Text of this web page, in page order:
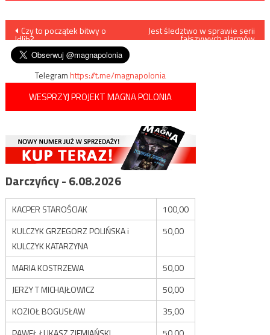
Nawigacja
wpisu
Czy to początek bitwy o
Idlib?
Jest śledztwo w sprawie serii
fałszywych alarmów
Telegramhttps://t.me/magnapolonia
WESPRZYJ PROJEKT MAGNA POLONIA
Darczyńcy - 6.08.2026
KACPER STAROŚCIAK
100,00
KULCZYK GRZEGORZ POLIŃSKA i
KULCZYK KATARZYNA
50,00
MARIA KOSTRZEWA
50,00
JERZY T MICHAJŁOWICZ
50,00
KOZIOŁ BOGUSŁAW
35,00